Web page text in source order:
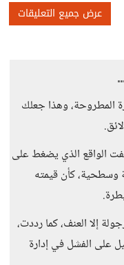
عرض جميع التعليقات
المطروحة، وهذا جعلك
الواقع الذي يضغط على
وسطحية، كأن قيمته
إلا العنف، كما رددت،
على الفشل في إدارة